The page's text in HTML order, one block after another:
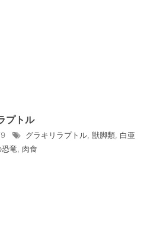
プトル
グラキリラプトル 獣脚類 白亜
竜 肉食